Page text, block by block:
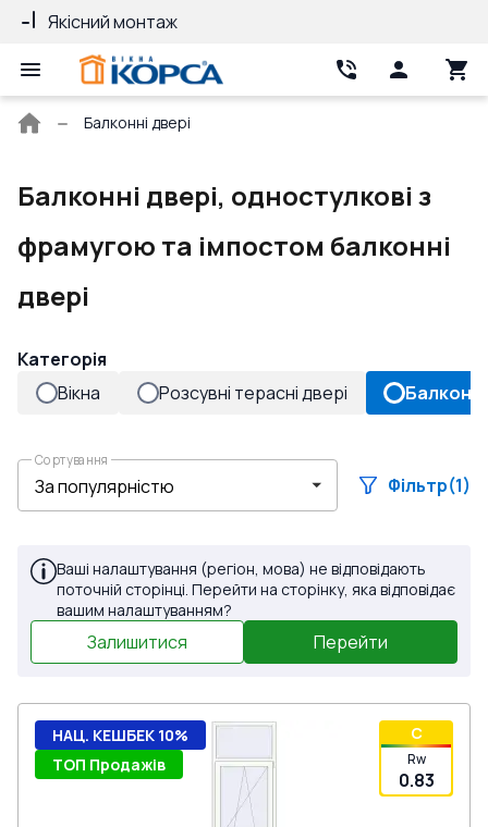
Якісний монтаж
Головна
Балконні двері
Балконні двері, одностулкові з
фрамугою та імпостом балконні
двері
Категорія
Вікна
Розсувні терасні двері
Сортування
Фільтр(1)
Ваші налаштування (регіон, мова) не відповідають
поточній сторінці. Перейти на сторінку, яка відповідає
вашим налаштуванням?
Залишитися Перейти
C
Rw
0.83
НАЦ. КЕШБЕК 10%
ТОП Продажів